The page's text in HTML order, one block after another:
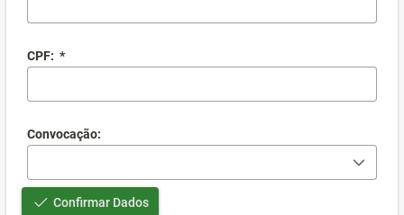
CPF: *
Convocação:
Confirmar Dados